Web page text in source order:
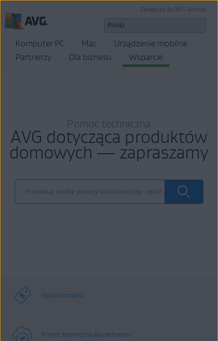
Zaloguj się do AVG Account
Komputer PC Mac
Urządzenie mobilne
Partnerzy
Dla biznesu Wsparcie
Pomoc techniczna
AVG dotycząca produktów
domowych — zapraszamy
Opcje kontaktu
Pomoc techniczna dla partnerów